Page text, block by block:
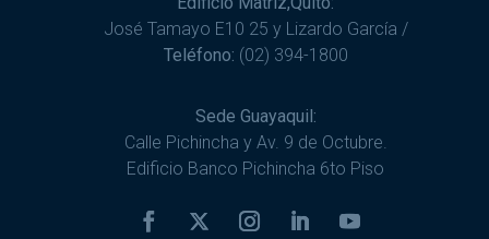
José Tamayo E10 25 y Lizardo García /
Teléfono: (02) 394-1800
Sede Guayaquil:
Calle Pichincha y Av. 9 de Octubre.
Edificio Banco Pichincha 6to Piso